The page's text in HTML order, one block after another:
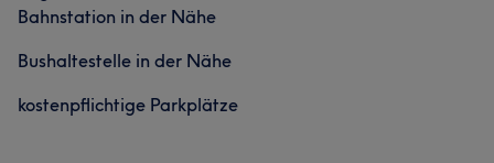
Bahnstation in der Nähe
Bushaltestelle in der Nähe
kostenpflichtige Parkplätze